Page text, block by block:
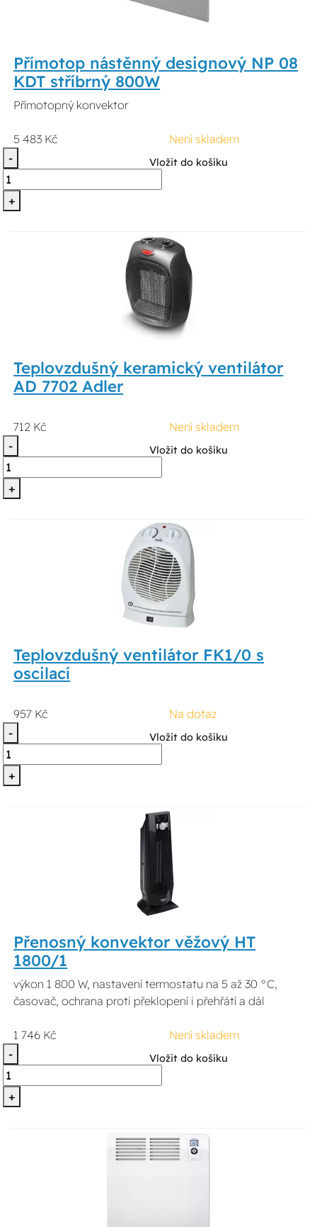
Přímotop nástěnný designový NP 08
KDT stříbrný 800W
Přímotopný konvektor
5 483 Kč
Není skladem
-
+
Vložit do košíku
Teplovzdušný keramický ventilátor
AD 7702 Adler
712 Kč
Není skladem
-
+
Vložit do košíku
Teplovzdušný ventilátor FK1/0 s
oscilací
957 Kč
Na dotaz
-
+
Vložit do košíku
Přenosný konvektor věžový HT
1800/1
výkon 1 800 W, nastavení termostatu na 5 až 30 °C,
časovač, ochrana proti překlopení i přehřátí a dál
1 746 Kč
Není skladem
-
+
Vložit do košíku